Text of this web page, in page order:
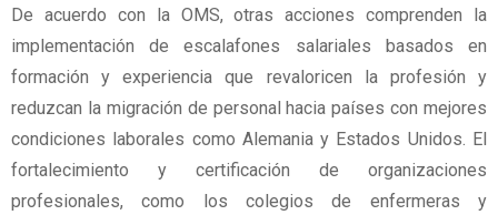
De acuerdo con la OMS, otras acciones comprenden la
implementación de escalafones salariales basados en
formación y experiencia que revaloricen la profesión y
reduzcan la migración de personal hacia países con mejores
condiciones laborales como Alemania y Estados Unidos. El
fortalecimiento y certificación de organizaciones
profesionales, como los colegios de enfermeras y